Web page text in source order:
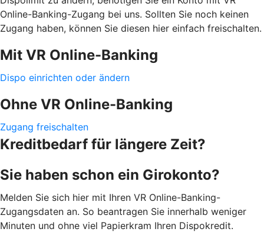
Online-Banking-Zugang bei uns. Sollten Sie noch keinen
Zugang haben, können Sie diesen hier einfach freischalten.
Mit VR Online-Banking
Dispo einrichten oder ändern
Ohne VR Online-Banking
Zugang freischalten
Kreditbedarf für längere Zeit?
Sie haben schon ein Girokonto?
Melden Sie sich hier mit Ihren VR Online-Banking-
Zugangsdaten an. So beantragen Sie innerhalb weniger
Minuten und ohne viel Papierkram Ihren Dispokredit.